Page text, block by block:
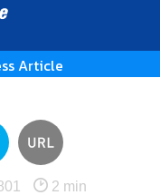
Article
2 min